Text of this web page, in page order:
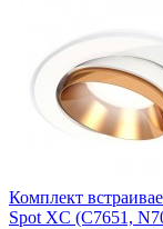
Комплект
Spot XC (C7651,